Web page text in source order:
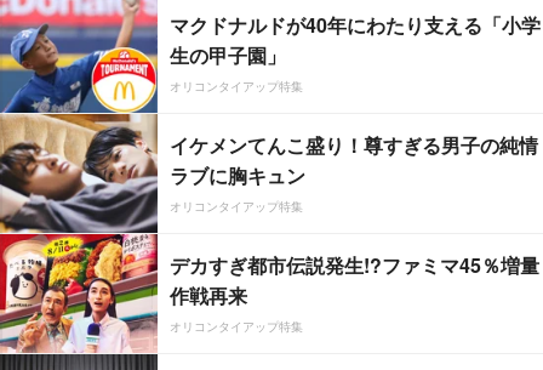
マクドナルドが40年にわたり支える「小学
生の甲子園」
オリコンタイアップ特集
イケメンてんこ盛り！尊すぎる男子の純情
ラブに胸キュン
オリコンタイアップ特集
デカすぎ都市伝説発生!?ファミマ45％増量
作戦再来
オリコンタイアップ特集